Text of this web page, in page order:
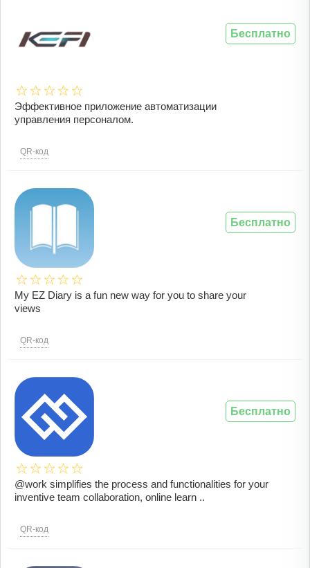
Эффективное приложение автоматизации
управления персоналом.
QR-код
Бесплатно
My EZ Diary is a fun new way for you to share your
views
QR-код
Бесплатно
@work simplifies the process and functionalities for your
inventive team collaboration, online learn ..
QR-код
Бесплатно